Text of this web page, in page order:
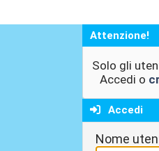
Attenzione!
Solo gli
Accedi o
Accedi
Nome